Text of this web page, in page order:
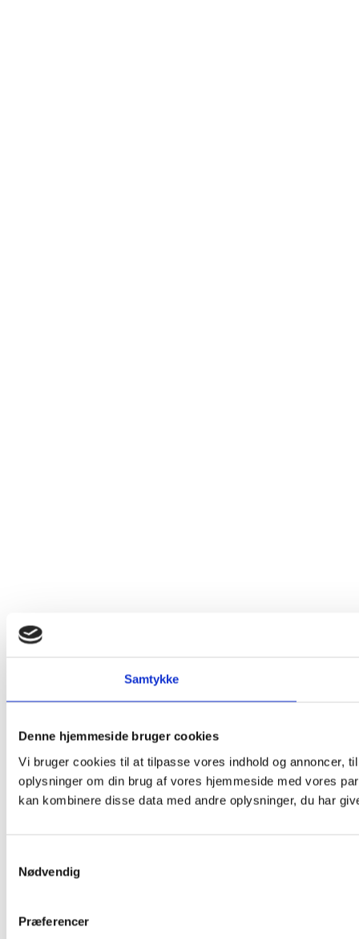
Samtykke
Denne hjemmeside bruger cookies
Vi bruger cookies til at tilpasse vores indhold og annoncer,
oplysninger om din brug af vores hjemmeside med vores
kan kombinere disse data med andre oplysninger, du har
Nødvendig
Præferencer